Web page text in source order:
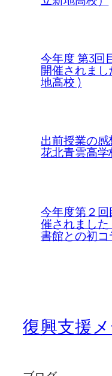
今年度 第3回
開催されま
地高校 )
出前授業の
花北青雲高学
今年度第２
催されました
書館との初コ
復興支援